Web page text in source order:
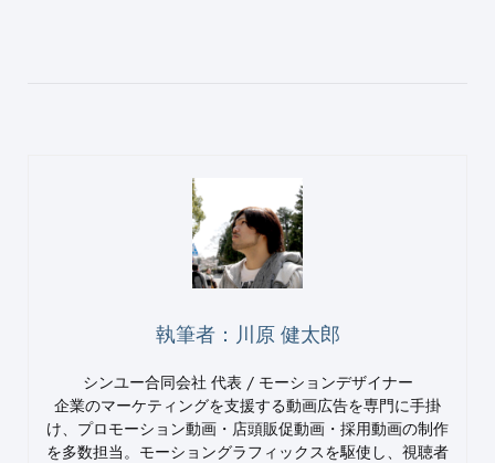
執筆者：川原 健太郎
シンユー合同会社 代表 / モーションデザイナー
企業のマーケティングを支援する動画広告を専門に手掛
け、プロモーション動画・店頭販促動画・採用動画の制作
を多数担当。モーショングラフィックスを駆使し、視聴者